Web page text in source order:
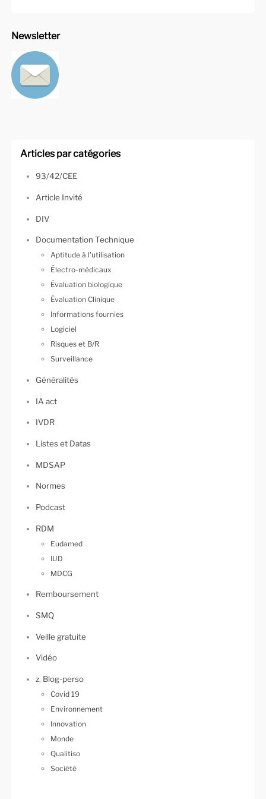
Newsletter
Articles par catégories
93/42/CEE
Article Invité
DIV
Documentation Technique
Aptitude à l'utilisation
Électro-médicaux
Évaluation biologique
Évaluation Clinique
Informations fournies
Logiciel
Risques et B/R
Surveillance
Généralités
IA act
IVDR
Listes et Datas
MDSAP
Normes
Podcast
RDM
Eudamed
IUD
MDCG
Remboursement
SMQ
Veille gratuite
Vidéo
z. Blog-perso
Covid 19
Environnement
Innovation
Monde
Qualitiso
Société